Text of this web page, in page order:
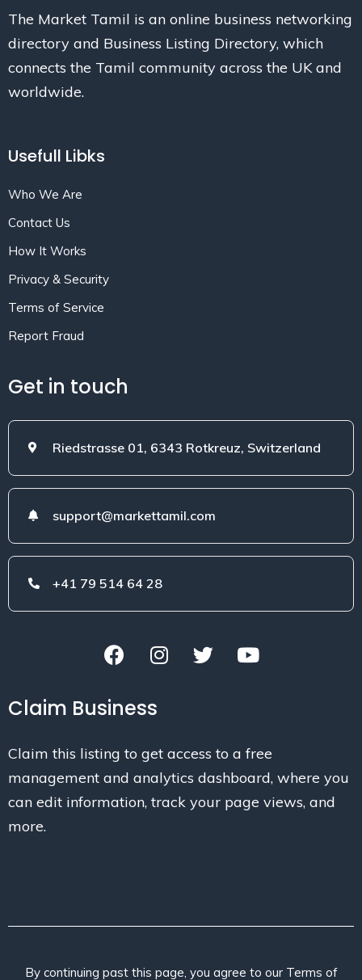
The Market Tamil is an online business networking
directory and Business Listing Directory, which
connects the Tamil community across the UK and
worldwide.
Usefull Libks
Who We Are
Contact Us
How It Works
Privacy & Security
Terms of Service
Report Fraud
Get in touch
Riedstrasse 01, 6343 Rotkreuz, Switzerland
support@markettamil.com
+41 79 514 64 28
Claim Business
Claim this listing to get access to a free
management and analytics dashboard, where you
can edit information, track your page views, and
more.
By continuing past this page, you agree to our Terms of